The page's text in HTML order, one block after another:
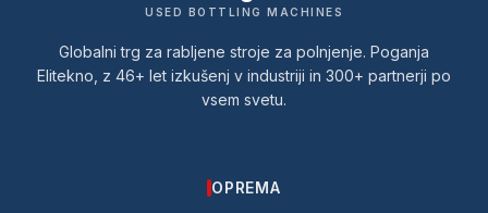
USED BOTTLING MACHINES
Globalni trg za rabljene stroje za polnjenje. Poganja
Elitekno, z 46+ let izkušenj v industriji in 300+ partnerji po
vsem svetu.
OPREMA